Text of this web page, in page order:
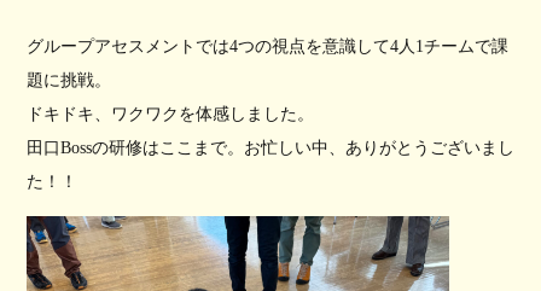
グループアセスメントでは4つの視点を意識して4人1チームで課
題に挑戦。
ドキドキ、ワクワクを体感しました。
田口Bossの研修はここまで。お忙しい中、ありがとうございまし
た！！